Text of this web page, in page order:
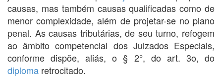
causas, mas também causas qualificadas como de
menor complexidade, além de projetar-se no plano
penal. As causas tributárias, de seu turno, refogem
ao âmbito competencial dos Juizados Especiais,
conforme dispõe, aliás, o § 2°, do art. 3o, do
diploma retrocitado.